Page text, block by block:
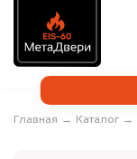
Главная → Каталог →